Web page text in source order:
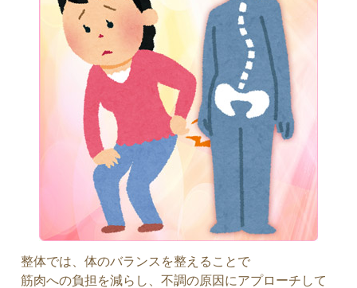
整体では、体のバランスを整えることで
筋肉への負担を減らし、不調の原因にアプローチして